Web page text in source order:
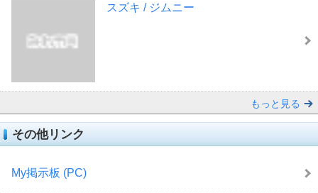
スズキ / ジムニー
もっと見る
その他リンク
My掲示板 (PC)